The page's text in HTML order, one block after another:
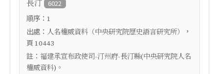
長汀 6022
順序： 1
出處： 人名權威資料（中央研究院歷史語言研究所）
，
頁 10443
註： 福建承宣布政使司-汀州府-長汀縣(中央研究院人名
權威資料)。